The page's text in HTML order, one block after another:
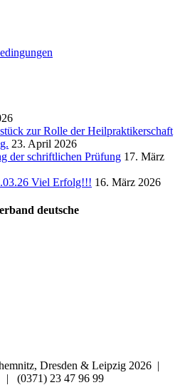
zur Rolle der Heilpraktikerschaft
23. April 2026
der schriftlichen Prüfung 17. März
Viel Erfolg!!! 16. März 2026
deutsche
Dresden & Leipzig 2026 |
| (0371) 23 47 96 99